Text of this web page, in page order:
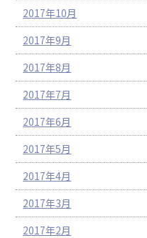
2017年10月
2017年9月
2017年8月
2017年7月
2017年6月
2017年5月
2017年4月
2017年3月
2017年2月